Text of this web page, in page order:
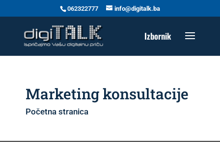
062322777 info@digitalk.ba
Marketing konsultacije
Početna stranica»